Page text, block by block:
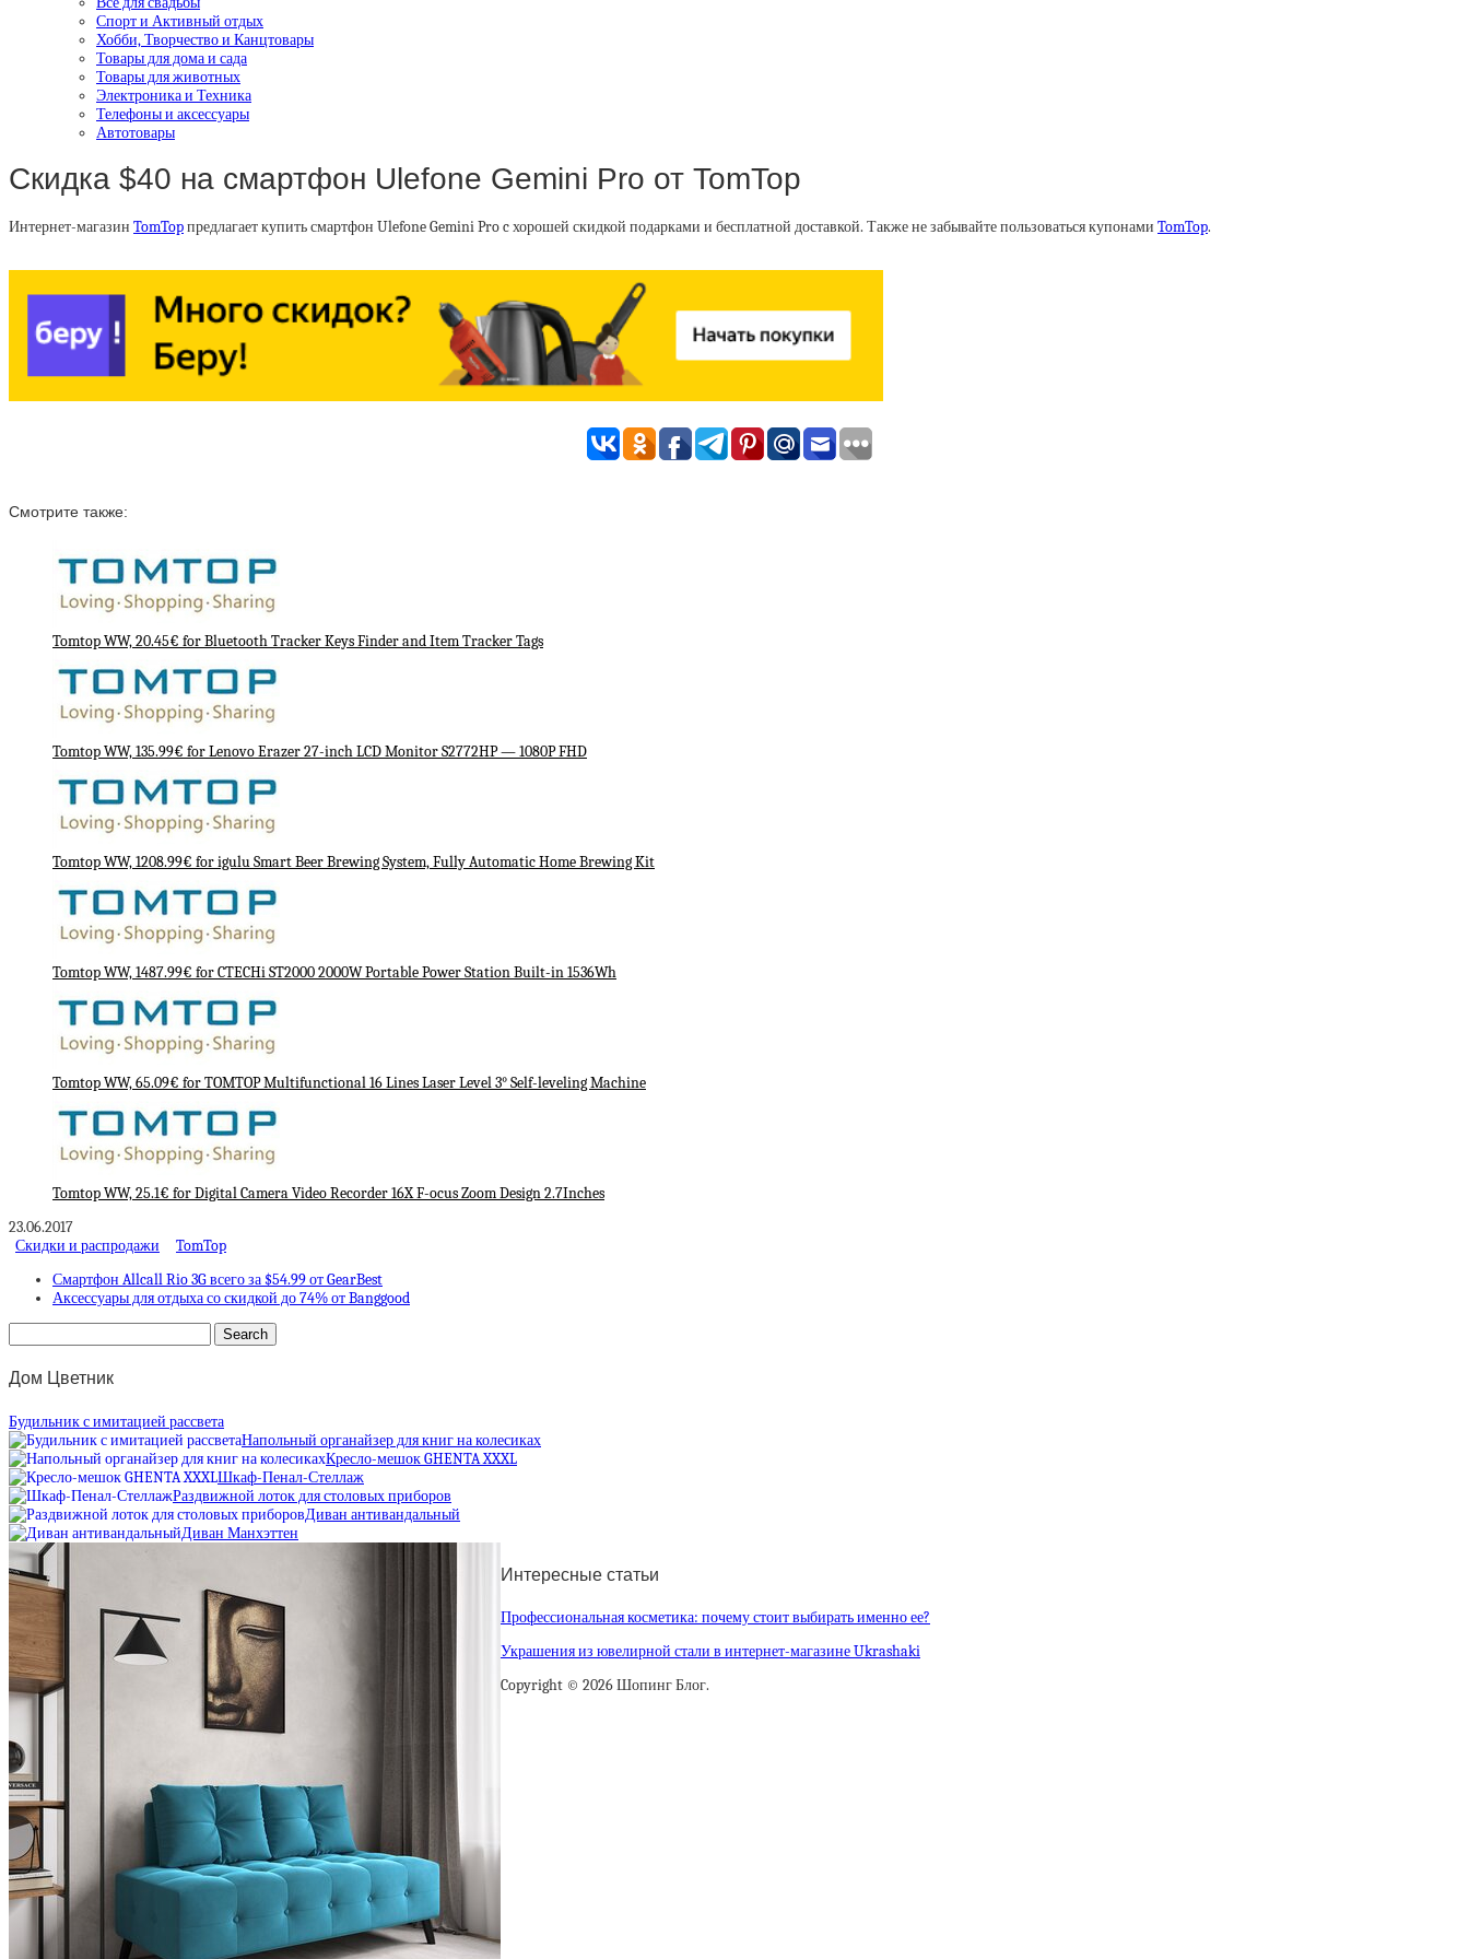
Спорт и Активный отдых
Хобби, Творчество и Канцтовары
Товары для дома и сада
Товары для животных
Электроника и Техника
Телефоны и аксессуары
Автотовары
Скидка $40 на смартфон Ulefone Gemini Pro от TomTop
Интернет-магазин TomTopпредлагает купить смартфон Ulefone Gemini Pro c хорошей скидкой подарками и бесплатной доставкой. Также не забывайте пользоваться купонами TomTop.
Смотрите также:
Tomtop WW, 20.45€ for Bluetooth Tracker Keys Finder and Item Tracker Tags
Tomtop WW, 135.99€ for Lenovo Erazer 27-inch LCD Monitor S2772HP — 1080P FHD
Tomtop WW, 1208.99€ for igulu Smart Beer Brewing System, Fully Automatic Home Brewing Kit
Tomtop WW, 1487.99€ for CTECHi ST2000 2000W Portable Power Station Built-in 1536Wh
Tomtop WW, 65.09€ for TOMTOP Multifunctional 16 Lines Laser Level 3° Self-leveling Machine
Tomtop WW, 25.1€ for Digital Camera Video Recorder 16X F-ocus Zoom Design 2.7Inches
23.06.2017
Скидки и распродажи
TomTop
Смартфон Allcall Rio 3G всего за $54.99 от GearBest
Аксессуары для отдыха со скидкой до 74% от Banggood
Дом Цветник
Будильник с имитацией рассвета
Напольный органайзер для книг на колесиках
Кресло-мешок GHENTA XXXL
Шкаф-Пенал-Стеллаж
Раздвижной лоток для столовых приборов
Диван антивандальный
Диван Манхэттен
Интересные статьи
Профессиональная косметика: почему стоит выбирать именно ее?
Украшения из ювелирной стали в интернет-магазине Ukrashaki
Copyright © 2026 Шопинг Блог.